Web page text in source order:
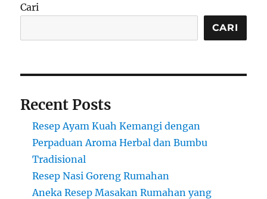
Cari
CARI
Recent Posts
Resep Ayam Kuah Kemangi dengan
Perpaduan Aroma Herbal dan Bumbu
Tradisional
Resep Nasi Goreng Rumahan
Aneka Resep Masakan Rumahan yang